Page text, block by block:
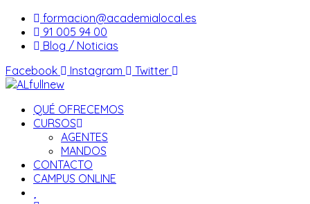
Saltar
contenido
formacion@academialocal.es
91 005 94 00
Blog / Noticias
Facebook
Instagram Twitter
QUÉ OFRECEMOS
CURSOS
AGENTES
MANDOS
CONTACTO
CAMPUS ONLINE